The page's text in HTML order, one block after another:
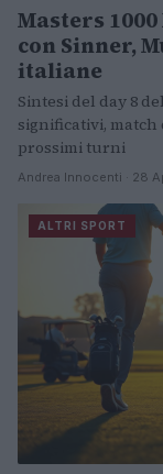
Masters
con Sinner,
italiane
Sintesi del day 8
significativi,
prossimi turni
Andrea Innocenti · 28
ALTRI SPORT